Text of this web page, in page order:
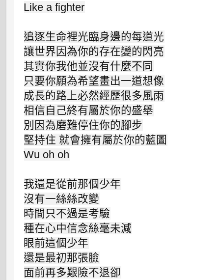
Like a fighter
追逐生命裡光臨身邊的每道光
讓世界因為你的存在變的閃亮
其實你我他並沒有什麼不同
只要你願為希望畫出一道想像
成長的路上必然經歷很多風雨
相信自己終有屬於你的盛舉
別因為磨難停住你的腳步
堅持住 就會擁有屬於你的藍圖
Wu oh oh
我還是從前那個少年
沒有一絲絲改變
時間只不過是考驗
種在心中信念絲毫未減
眼前這個少年
還是最初那張臉
面前再多艱險不退卻